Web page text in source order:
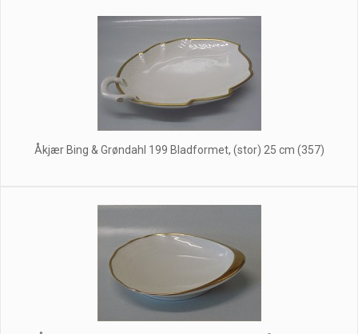
Åkjær Bing & Grøndahl 199 Bladformet, (stor) 25 cm (357)